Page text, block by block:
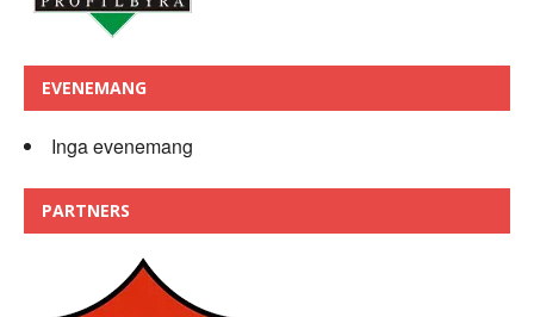
EVENEMANG
Inga evenemang
PARTNERS